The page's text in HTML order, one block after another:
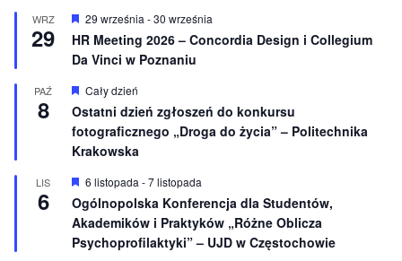
n
i
o
n
WRZ
29
W
y
r
ó
n
o
n
e
29 września -30 września
HR Meeting 2026 – Concordia Design i Collegium
Da Vinci w Poznaniu
PAŹ
8
W
r
ó
ż
n
i
o
n
e
Cały dzień
Ostatni dzień zgłoszeń do konkursu
fotograficznego „Droga do życia” – Politechnika
Krakowska
LIS
6
W
r
ó
ż
n
6 listopada -7 listopada
Ogólnopolska Konferencja dla Studentów,
Akademików i Praktyków „Różne Oblicza
Psychoprofilaktyki” – UJD w Częstochowie